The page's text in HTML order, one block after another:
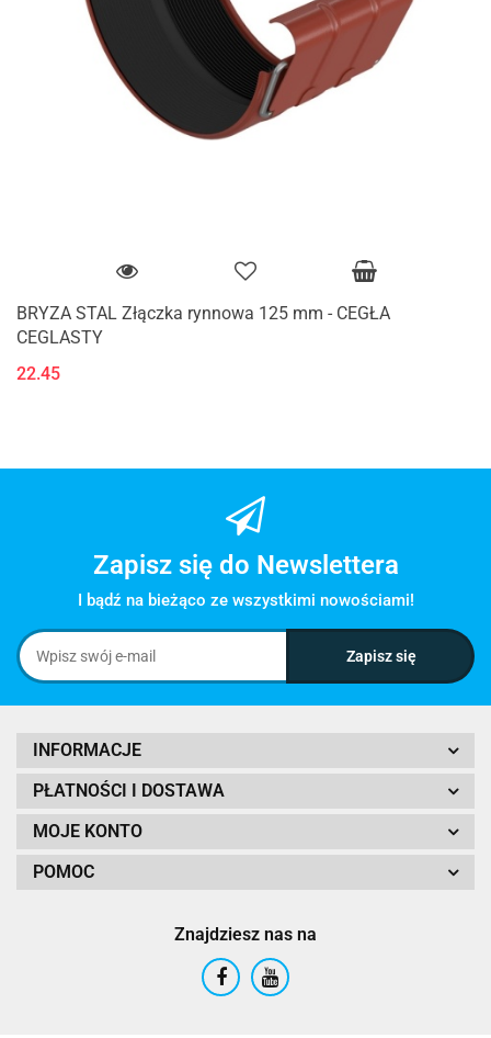
BRYZA STAL Złączka rynnowa 125 mm - CEGŁA
CEGLASTY
22.45
Zapisz się do Newslettera
I bądź na bieżąco ze wszystkimi nowościami!
INFORMACJE
PŁATNOŚCI I DOSTAWA
MOJE KONTO
POMOC
Znajdziesz nas na